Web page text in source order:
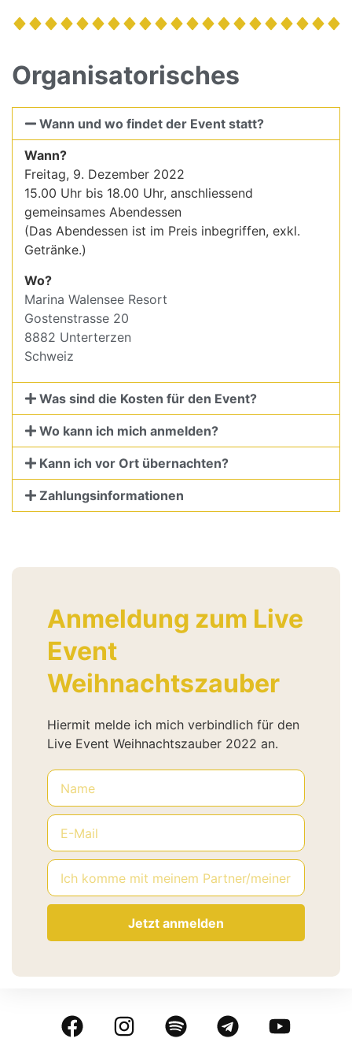
Organisatorisches
Wann und wo findet der Event statt?
Wann?
Freitag, 9. Dezember 2022
15.00 Uhr bis 18.00 Uhr, anschliessend
gemeinsames Abendessen
(Das Abendessen ist im Preis inbegriffen, exkl.
Getränke.)
Wo?
Marina Walensee Resort
Gostenstrasse 20
8882 Unterterzen
Schweiz
Was sind die Kosten für den Event?
Wo kann ich mich anmelden?
Kann ich vor Ort übernachten?
Zahlungsinformationen
Anmeldung zum Live
Event
Weihnachtszauber
Hiermit melde ich mich verbindlich für den
Live Event Weihnachtszauber 2022 an.
Jetzt anmelden